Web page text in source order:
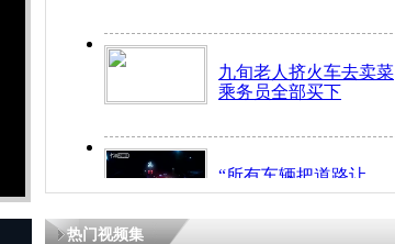
九旬老人挤火车去卖菜
乘务员全部买下
“所有车辆把道路让
开！”儿童突发疾病交
热门视频集